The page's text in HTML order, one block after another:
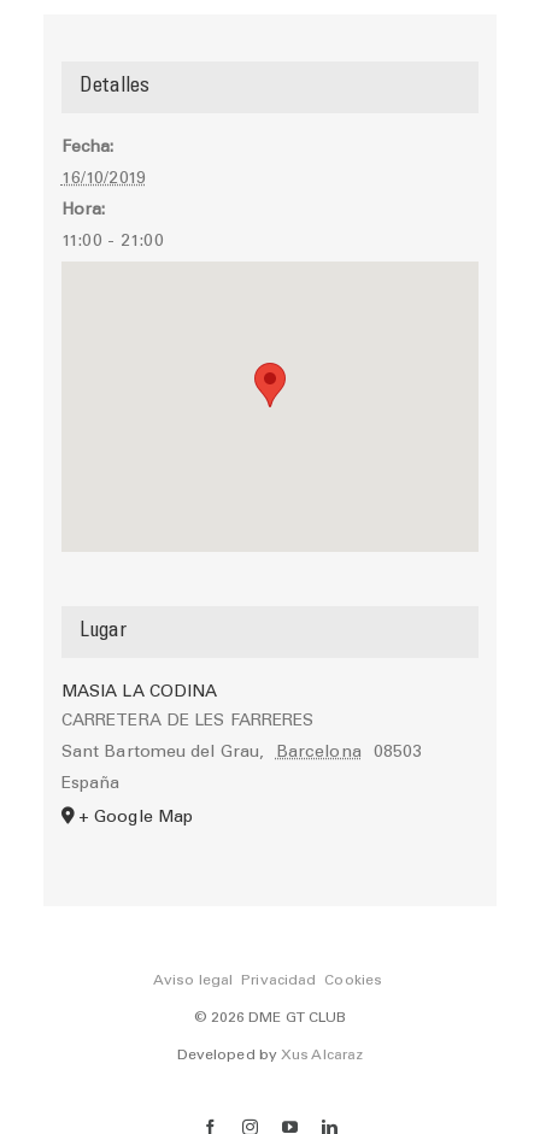
Detalles
Fecha:
16/10/2019
Hora:
11:00 - 21:00
Lugar
MASIA LA CODINA
CARRETERA DE LES FARRERES
Sant Bartomeu del Grau, Barcelona
08503
España
+ Google Map
Aviso legal Privacidad Cookies
© 2026 DME GT CLUB
Developed byXus Alcaraz
FacebookInstagramYouTubeLinkedIn